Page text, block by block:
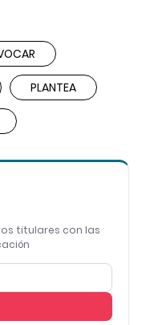
PLANTEA
titulares con las